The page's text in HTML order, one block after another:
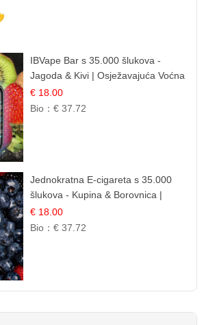
IBVape Bar s 35.000 šlukova -
Jagoda & Kivi | Osježavajuća Voćna
Mješavina
€ 18.00
Bio：€ 37.72
Jednokratna E-cigareta s 35.000
šlukova - Kupina & Borovnica |
Intenzivna Mješavina Šumskog
Voća
€ 18.00
Bio：€ 37.72